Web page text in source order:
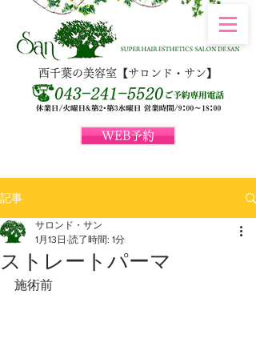
WEB予約
西千葉の美容室【サロンド・サン】
記事
ストレートパーマ
サロンド・サン
1月13日 読了時間: 1分
施術前